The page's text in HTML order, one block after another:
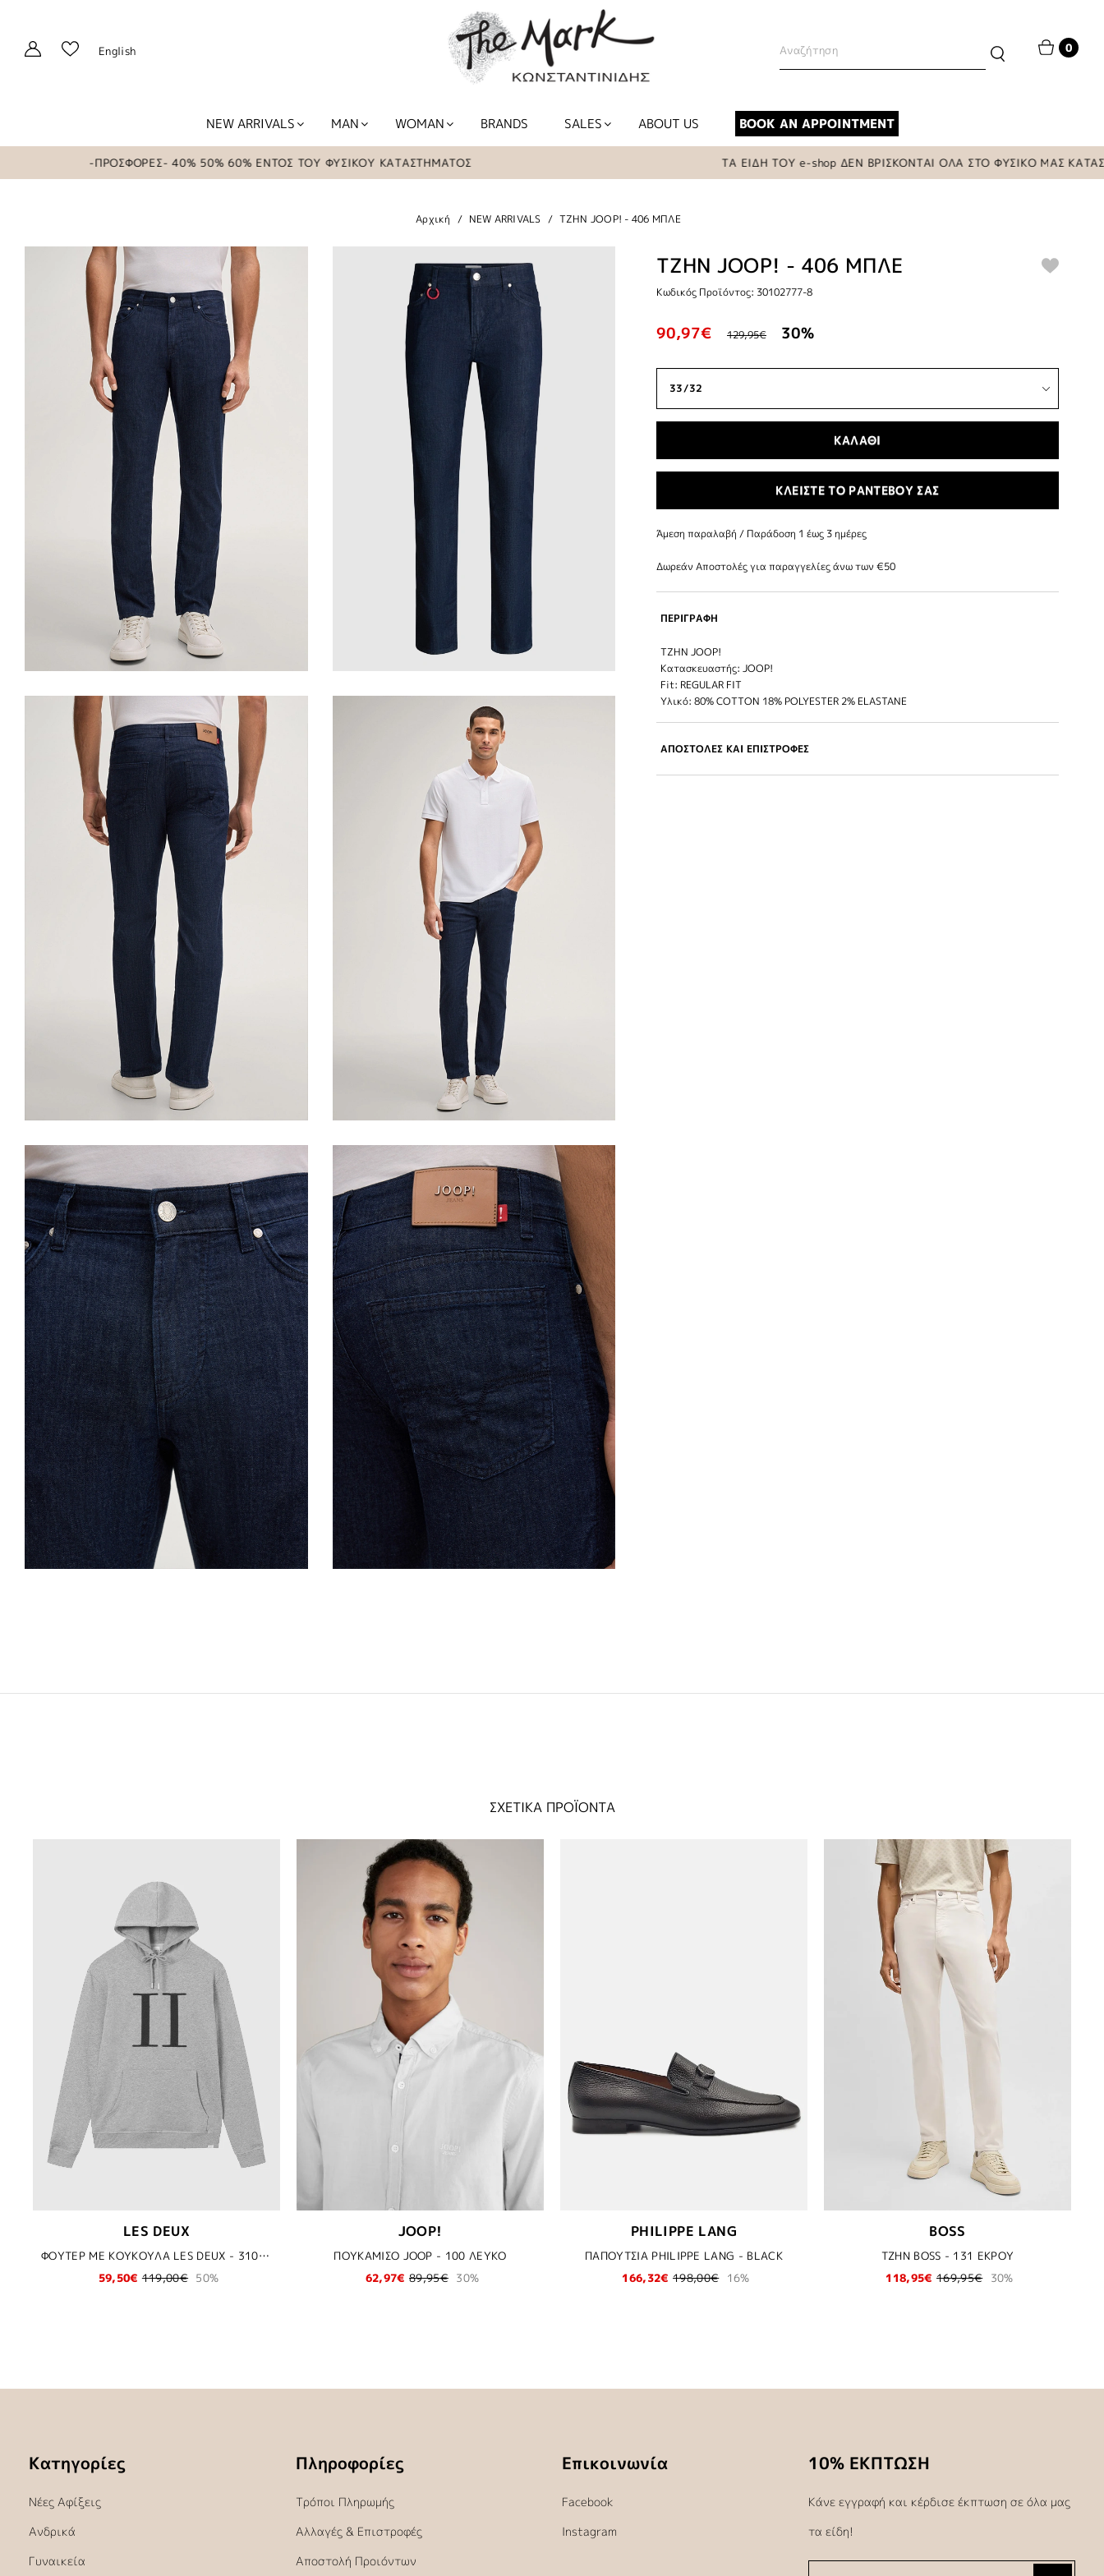
English 0
NEW ARRIVALS MAN WOMAN BRANDS SALES ABOUT US BOOK AN APPOINTMENT
-ΠΡΟΣΦΟΡΕΣ- 40% 50% 60% ΕΝΤΟΣ ΤΟΥ ΦΥΣΙΚΟΥ ΚΑΤΑΣΤΗΜΑΤΟΣ ΤΑ ΕΙΔΗ ΤΟΥ e-shop ΔΕΝ ΒΡΙΣΚΟΝΤΑΙ ΟΛΑ ΣΤΟ ΦΥΣΙΚΟ ΜΑΣ ΚΑΤΑΣΤΗΜΑ
Αρχική NEW ARRIVALS TZHN JOOP! - 406 ΜΠΛΕ
TZHN JOOP! - 406 ΜΠΛΕ
Κωδικός Προϊόντος: 30102777-8
90,97€ 129,95€ 30%
ΚΑΛΑΘΙ
ΚΛΕΙΣΤΕ ΤΟ ΡΑΝΤΕΒΟΥ ΣΑΣ
Άμεση παραλαβή / Παράδoση 1 έως 3 ημέρες
Δωρεάν Αποστολές για παραγγελίες άνω των €50
ΠΕΡΙΓΡΑΦΗ
TZHN JOOP!
Κατασκευαστής: JOOP!
Fit: REGULAR FIT
Υλικό: 80% COTTON 18% POLYESTER 2% ELASTANE
ΑΠΟΣΤΟΛΕΣ ΚΑΙ ΕΠΙΣΤΡΟΦΕΣ
ΣΧΕΤΙΚΑ ΠΡΟΪΟΝΤΑ
LES DEUX
ΦΟΥΤΕΡ ΜΕ ΚΟΥΚΟΥΛΑ LES DEUX - 310303-Light Grey Melange/Raven
59,50€ 119,00€ 50%
JOOP!
ΠΟΥΚΑΜΙΣΟ JOOP - 100 ΛΕΥΚΟ
62,97€ 89,95€ 30%
PHILIPPE LANG
ΠΑΠΟΥΤΣΙΑ PHILIPPE LANG - BLACK
166,32€ 198,00€ 16%
BOSS
ΤΖΗΝ BOSS - 131 ΕΚΡΟΥ
118,95€ 169,95€ 30%
Κατηγορίες
Νέες Αφίξεις
Ανδρικά
Γυναικεία
Πληροφορίες
Τρόποι Πληρωμής
Αλλαγές & Επιστροφές
Αποστολή Προιόντων
Επικοινωνία
Facebook
Instagram
10% ΕΚΠΤΩΣΗ
Κάνε εγγραφή και κέρδισε έκπτωση σε όλα μας
τα είδη!